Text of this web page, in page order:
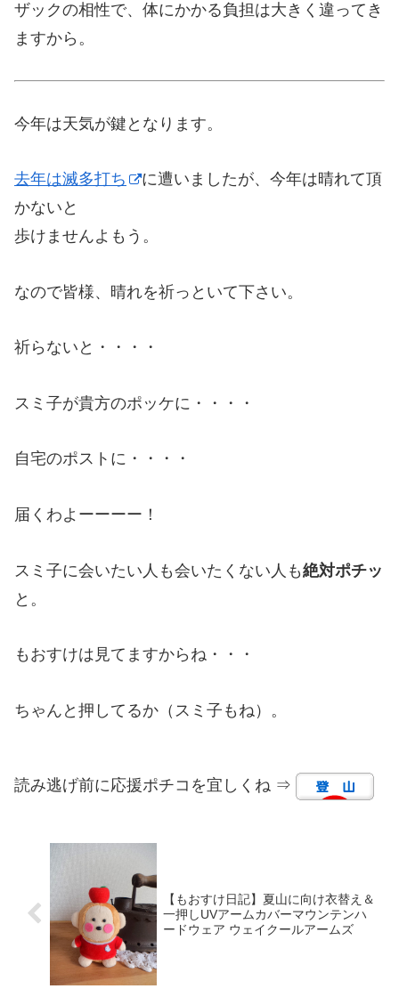
ザックの相性で、体にかかる負担は大きく違ってき
ますから。
今年は天気が鍵となります。
去年は滅多打ち
に遭いましたが、今年は晴れて頂
かないと
歩けませんよもう。
なので皆様、晴れを祈っといて下さい。
祈らないと・・・・
スミ子が貴方のポッケに・・・・
自宅のポストに・・・・
届くわよーーーー！
スミ子に会いたい人も会いたくない人も絶対ポチッ
と。
もおすけは見てますからね・・・
ちゃんと押してるか（スミ子もね）。
読み逃げ前に応援ポチコを宜しくね ⇒
【もおすけ日記】夏山に向け衣替え＆
一押しUVアームカバーマウンテンハ
ードウェア ウェイクールアームズ